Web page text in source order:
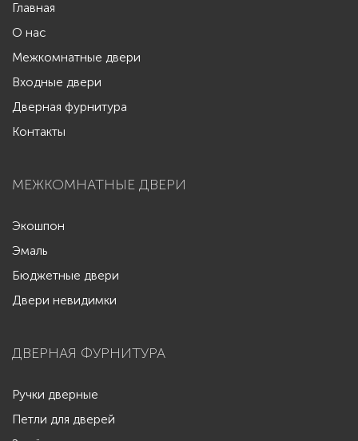
Главная
О нас
Межкомнатные двери
Входные двери
Дверная фурнитура
Контакты
МЕЖКОМНАТНЫЕ ДВЕРИ
Экошпон
Эмаль
Бюджетные двери
Двери невидимки
ДВЕРНАЯ ФУРНИТУРА
Ручки дверные
Петли для дверей